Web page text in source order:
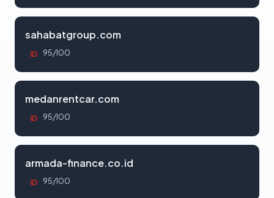
sahabatgroup.com
ID 95/100
medanrentcar.com
ID 95/100
armada-finance.co.id
ID 95/100